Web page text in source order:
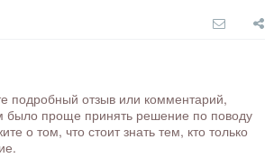
подробный отзыв или комментарий,
было проще принять решение по поводу
о том, что стоит знать тем, кто только